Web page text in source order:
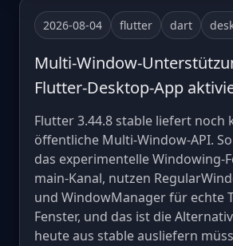
2026-08-04 flutter dart
Multi-Window-
Flutter-Desktop-App
Flutter 3.44.8 stable liefert noch
öffentliche Multi-Window-API.
das experimentelle Windowing-
main-Kanal, nutzen
und WindowManager für echte
Fenster, und das ist die
heute aus stable ausliefern